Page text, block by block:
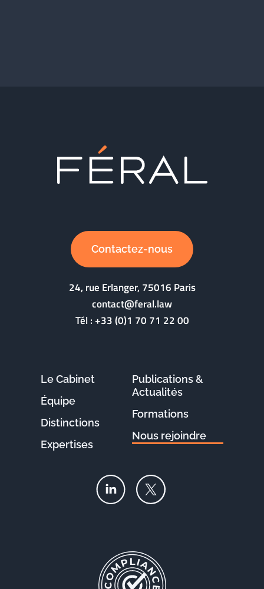
Contactez-nous
24, rue Erlanger, 75016 Paris
contact@feral.law
Tél :+33 (0)1 70 71 22 00
Le Cabinet
Équipe
Distinctions
Expertises
Publications &
Actualités
Formations
Nous rejoindre